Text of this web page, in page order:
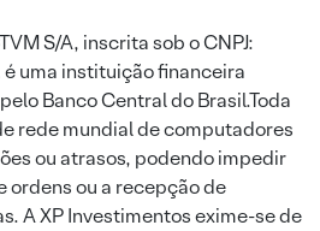
S/A, inscrita sob o CNPJ:
uma instituição financeira
Banco Central do Brasil.Toda
rede mundial de computadores
ou atrasos, podendo impedir
ordens ou a recepção de
A XP Investimentos exime-se de